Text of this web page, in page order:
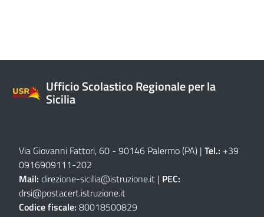
Ufficio Scolastico Regionale per la
Sicilia
Via Giovanni Fattori, 60 - 90146 Palermo (PA) | Tel.: +39
0916909111-202
Mail: direzione-sicilia@istruzione.it | PEC:
drsi@postacert.istruzione.it
Codice fiscale: 80018500829